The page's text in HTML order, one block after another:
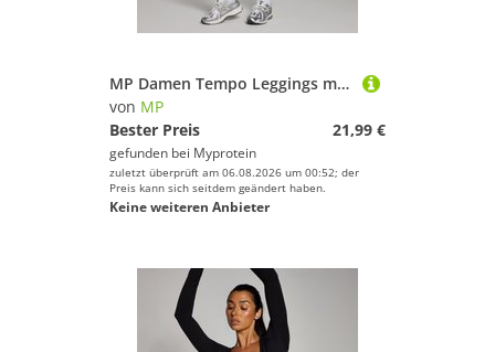
MP Damen Tempo Leggings mit geraffter Vorderseite – Schwarz - S
von MP
Bester Preis
21,99 €
gefunden bei Myprotein
zuletzt überprüft am 06.08.2026 um 00:52; der
Preis kann sich seitdem geändert haben.
Keine weiteren Anbieter